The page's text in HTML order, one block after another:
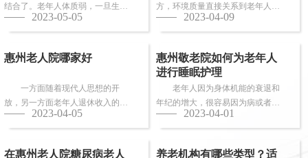
结合了。老年人体质弱，一旦生
病，多数情况下都会面临卧床修
养，这时候就需...
2023-05-05
方，环境质量直接关系到老年人的
健康长寿。由于老年人适应能力和
抗病能力较...
2023-04-09
惠州老人院哪家好
一方面随着现代人思想的开
放，另一方面老年人退休收入的稳
步上升，选择惠州老人院进行疗养
的老人越来越...
2023-04-05
惠州敬老院如何为老年人
进行睡眠护理
老年人因为身体机能的衰退和
年纪的增大，很容易因为病或者各
种各样的原因导致失眠、多梦，睡
眠质量差等...
2023-04-01
在惠州老人院糖尿病老人
养老机构有哪些类型？适